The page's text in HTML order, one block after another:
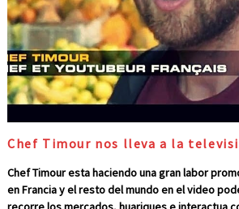
Chef Timour nos lleva a la
Chef Timour esta haciendo una gran labor
en Francia y el resto del mundo en el video